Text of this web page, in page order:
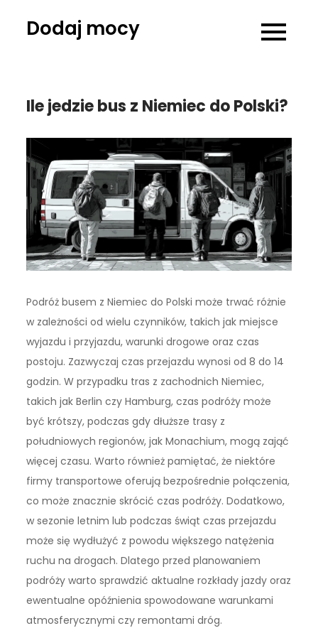
Dodaj mocy
Ile jedzie bus z Niemiec do Polski?
Podróż busem z Niemiec do Polski może trwać różnie
w zależności od wielu czynników, takich jak miejsce
wyjazdu i przyjazdu, warunki drogowe oraz czas
postoju. Zazwyczaj czas przejazdu wynosi od 8 do 14
godzin. W przypadku tras z zachodnich Niemiec,
takich jak Berlin czy Hamburg, czas podróży może
być krótszy, podczas gdy dłuższe trasy z
południowych regionów, jak Monachium, mogą zająć
więcej czasu. Warto również pamiętać, że niektóre
firmy transportowe oferują bezpośrednie połączenia,
co może znacznie skrócić czas podróży. Dodatkowo,
w sezonie letnim lub podczas świąt czas przejazdu
może się wydłużyć z powodu większego natężenia
ruchu na drogach. Dlatego przed planowaniem
podróży warto sprawdzić aktualne rozkłady jazdy oraz
ewentualne opóźnienia spowodowane warunkami
atmosferycznymi czy remontami dróg.